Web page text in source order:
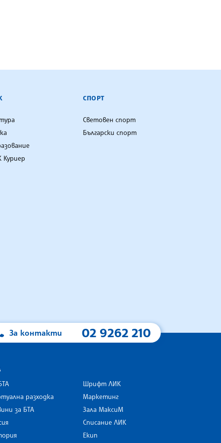
Куриер
СПОРТ
Световен спорт
Български спорт
За контакти 02 9262 210
разходка
за БТА
Шрифт ЛИК
Маркетинг
Зала МаксиМ
Списание ЛИК
Екип